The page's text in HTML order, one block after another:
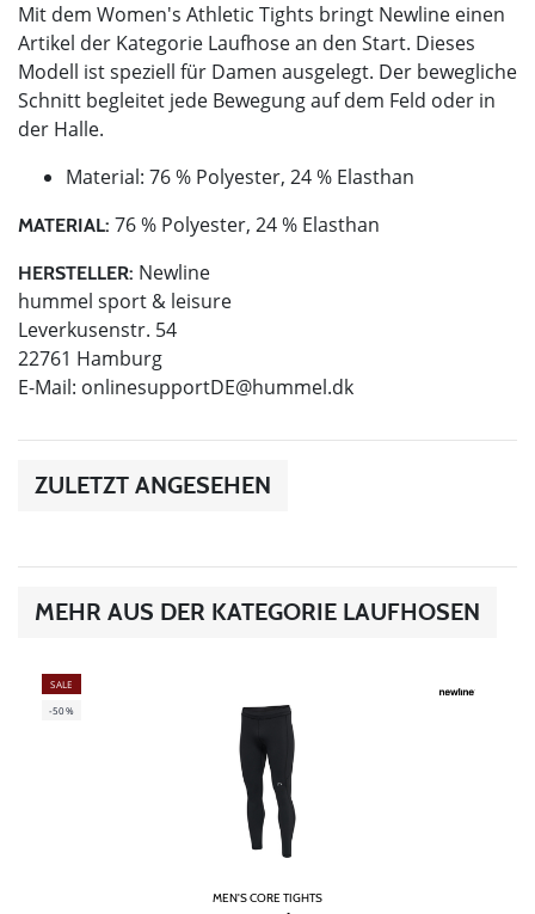
Mit dem Women's Athletic Tights bringt Newline einen
Artikel der Kategorie Laufhose an den Start. Dieses
Modell ist speziell für Damen ausgelegt. Der bewegliche
Schnitt begleitet jede Bewegung auf dem Feld oder in
der Halle.
Material: 76 % Polyester, 24 % Elasthan
MATERIAL: 76 % Polyester, 24 % Elasthan
HERSTELLER: Newline
hummel sport & leisure
Leverkusenstr. 54
22761 Hamburg
E-Mail: onlinesupportDE@hummel.dk
ZULETZT ANGESEHEN
MEHR AUS DER KATEGORIE LAUFHOSEN
SALE
-50%
MEN'S CORE TIGHTS